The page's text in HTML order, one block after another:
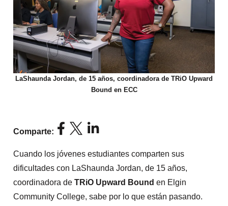
LaShaunda Jordan, de 15 años, coordinadora de TRiO Upward
Bound en ECC
Comparte:
Cuando los jóvenes estudiantes comparten sus
dificultades con LaShaunda Jordan, de 15 años,
coordinadora deTRiO Upward Bound en Elgin
Community College, sabe por lo que están pasando.